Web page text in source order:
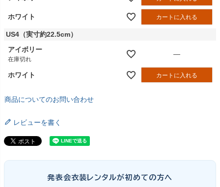
ホワイト カートに入れる
US4（実寸約22.5cm）
アイボリー
在庫切れ
—
ホワイト カートに入れる
商品についてのお問い合わせ
レビューを書く
発表会衣装レンタルが初めての方へ